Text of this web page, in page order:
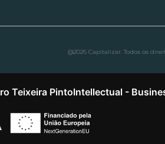
@2026 Capitalizar. Todos os
Teixeira PintoIntellectual -